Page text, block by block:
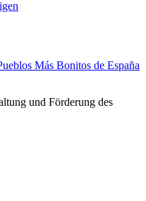
Más Bonitos de España
und Förderung des